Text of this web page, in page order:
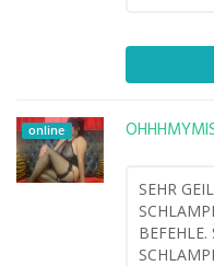
online
SEHR